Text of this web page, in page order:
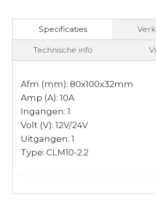
Specificaties
Technische info
Afm (mm): 80x100x32mm
Amp (A): 10A
Ingangen: 1
Volt (V): 12V/24V
Uitgangen: 1
Type: CLM10-2.2